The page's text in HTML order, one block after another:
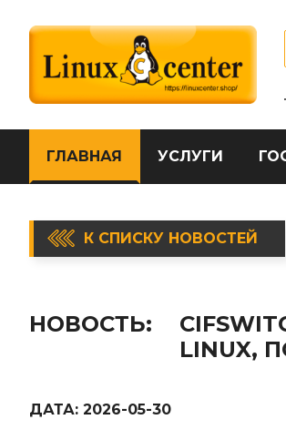
ГЛАВНАЯ УСЛУГИ
К СПИСКУ НОВОСТЕЙ
НОВОСТЬ:
LINUX,
ДАТА: 2026-05-30